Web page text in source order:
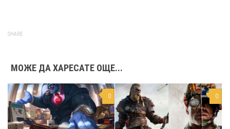
SHARE
МОЖЕ ДА ХАРЕСАТЕ ОЩЕ...
0 0